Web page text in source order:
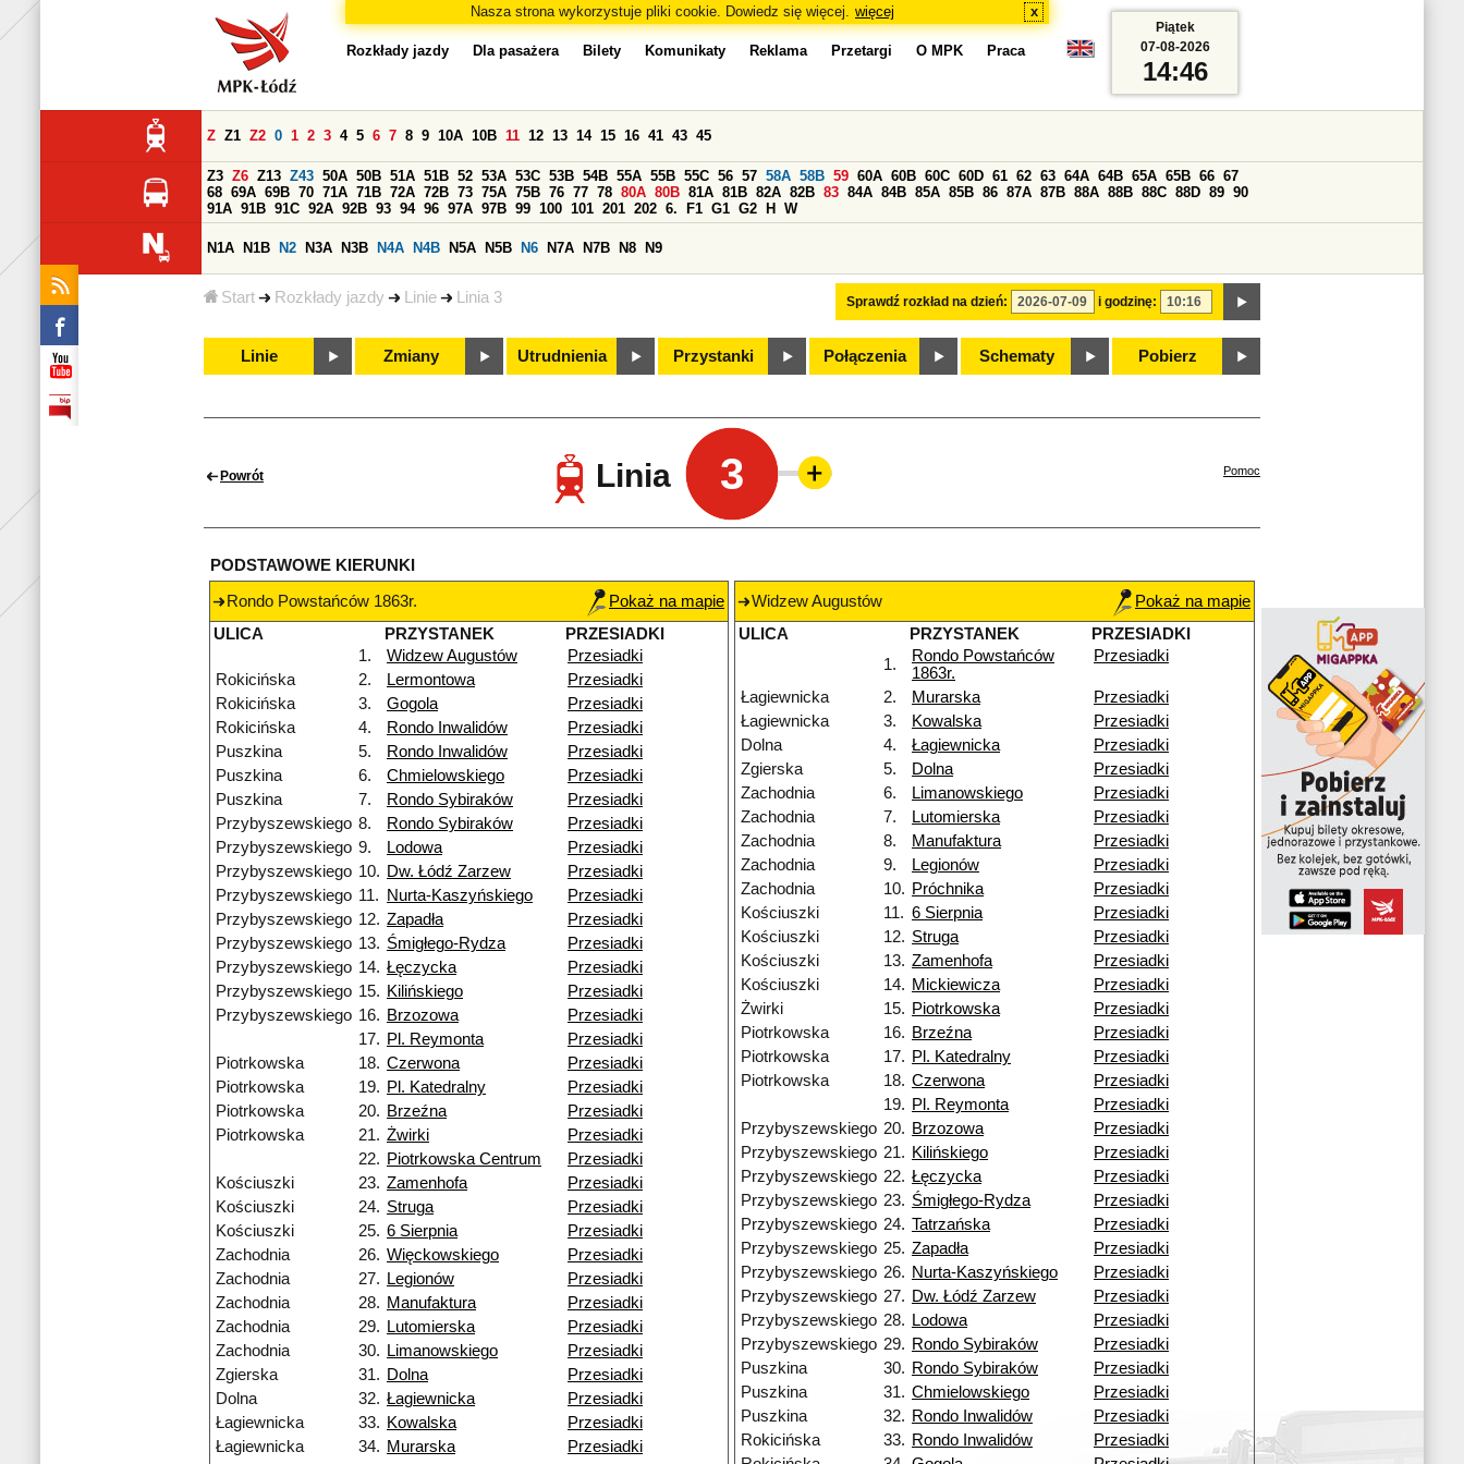
Nasza strona wykorzystuje pliki cookie. Dowiedz się więcej. więcej x
Start Rozkłady jazdy Linie Linia 3
Rozkłady jazdy Dla pasażera Bilety Komunikaty Reklama Przetargi O MPK Praca
Sprawdź rozkład na dzień: i godzinę:
Z Z1 Z2 0 1 2 3 4 5 6 7 8 9 10A 10B 11 12 13 14 15 16 41 43 45
Z3 Z6 Z13 Z43 50A 50B 51A 51B 52 53A 53C 53B 54B 55A 55B 55C 56 57 58A 58B 59 60A 60B 60C 60D 61 62 63 64A 64B 65A 65B 66 67
68 69A 69B 70 71A 71B 72A 72B 73 75A 75B 76 77 78 80A 80B 81A 81B 82A 82B 83 84A 84B 85A 85B 86 87A 87B 88A 88B 88C 88D 89 90
91A 91B 91C 92A 92B 93 94 96 97A 97B 99 100 101 201 202 6. F1 G1 G2 H W
N1A N1B N2 N3A N3B N4A N4B N5A N5B N6 N7A N7B N8 N9
Linie Zmiany Utrudnienia Przystanki Połączenia Schematy Pobierz
Piątek
07-08-2026
14:46
Powrót Linia 3 Pomoc
PODSTAWOWE KIERUNKI
Rondo Powstańców 1863r.
Pokaż na mapie
ULICA
PRZYSTANEK
PRZESIADKI
1.
Widzew Augustów
Przesiadki
Rokicińska
2. Lermontowa
Przesiadki
Rokicińska
3. Gogola
Przesiadki
Rokicińska
4. Rondo Inwalidów
Przesiadki
Puszkina
5. Rondo Inwalidów
Przesiadki
Puszkina
6. Chmielowskiego
Przesiadki
Puszkina
7. Rondo Sybiraków
Przesiadki
Przybyszewskiego 8. Rondo Sybiraków
Przesiadki
Przybyszewskiego 9. Lodowa
Przesiadki
Przybyszewskiego 10. Dw. Łódź Zarzew
Przesiadki
Przybyszewskiego 11. Nurta-Kaszyńskiego
Przesiadki
Przybyszewskiego 12. Zapadła
Przesiadki
Przybyszewskiego 13. Śmigłego-Rydza
Przesiadki
Przybyszewskiego 14. Łęczycka
Przesiadki
Przybyszewskiego 15. Kilińskiego
Przesiadki
Przybyszewskiego 16. Brzozowa
Przesiadki
17. Pl. Reymonta
Przesiadki
Piotrkowska
18. Czerwona
Przesiadki
Piotrkowska
19. Pl. Katedralny
Przesiadki
Piotrkowska
20. Brzeźna
Przesiadki
Piotrkowska
21. Żwirki
Przesiadki
22. Piotrkowska Centrum
Przesiadki
Kościuszki
23. Zamenhofa
Przesiadki
Kościuszki
24. Struga
Przesiadki
Kościuszki
25. 6 Sierpnia
Przesiadki
Zachodnia
26. Więckowskiego
Przesiadki
Zachodnia
27. Legionów
Przesiadki
Zachodnia
28. Manufaktura
Przesiadki
Zachodnia
29. Lutomierska
Przesiadki
Zachodnia
30. Limanowskiego
Przesiadki
Zgierska
31. Dolna
Przesiadki
Dolna
32. Łagiewnicka
Przesiadki
Łagiewnicka
33. Kowalska
Przesiadki
Łagiewnicka
34. Murarska
Przesiadki
Widzew Augustów
Pokaż na mapie
ULICA
PRZYSTANEK
PRZESIADKI
1.
Rondo Powstańców
1863r.
Przesiadki
Łagiewnicka 2. Murarska
Przesiadki
Łagiewnicka
3. Kowalska
Przesiadki
Dolna
4. Łagiewnicka
Przesiadki
Zgierska
5. Dolna
Przesiadki
Zachodnia
6. Limanowskiego
Przesiadki
Zachodnia
7. Lutomierska
Przesiadki
Zachodnia
8. Manufaktura
Przesiadki
Zachodnia
9. Legionów
Przesiadki
Zachodnia
10. Próchnika
Przesiadki
Kościuszki
11. 6 Sierpnia
Przesiadki
Kościuszki
12. Struga
Przesiadki
Kościuszki
13. Zamenhofa
Przesiadki
Kościuszki
14. Mickiewicza
Przesiadki
Żwirki
15. Piotrkowska
Przesiadki
Piotrkowska
16. Brzeźna
Przesiadki
Piotrkowska
17. Pl. Katedralny
Przesiadki
Piotrkowska
18. Czerwona
Przesiadki
19. Pl. Reymonta
Przesiadki
Przybyszewskiego 20. Brzozowa
Przesiadki
Przybyszewskiego 21. Kilińskiego
Przesiadki
Przybyszewskiego 22. Łęczycka
Przesiadki
Przybyszewskiego 23. Śmigłego-Rydza
Przesiadki
Przybyszewskiego 24. Tatrzańska
Przesiadki
Przybyszewskiego 25. Zapadła
Przesiadki
Przybyszewskiego 26. Nurta-Kaszyńskiego
Przesiadki
Przybyszewskiego 27. Dw. Łódź Zarzew
Przesiadki
Przybyszewskiego 28. Lodowa
Przesiadki
Przybyszewskiego 29. Rondo Sybiraków
Przesiadki
Puszkina
30. Rondo Sybiraków
Przesiadki
Puszkina
31. Chmielowskiego
Przesiadki
Puszkina
32. Rondo Inwalidów
Przesiadki
Rokicińska
33. Rondo Inwalidów
Przesiadki